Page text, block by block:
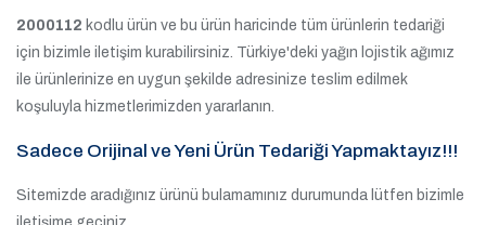
2000112 kodlu ürün ve bu ürün haricinde tüm ürünlerin tedariği
için bizimle iletişim kurabilirsiniz. Türkiye'deki yağın lojistik ağımız
ile ürünlerinize en uygun şekilde adresinize teslim edilmek
koşuluyla hizmetlerimizden yararlanın.
Sadece Orijinal ve Yeni Ürün Tedariği Yapmaktayız!!!
Sitemizde aradığınız ürünü bulamamınız durumunda lütfen bizimle